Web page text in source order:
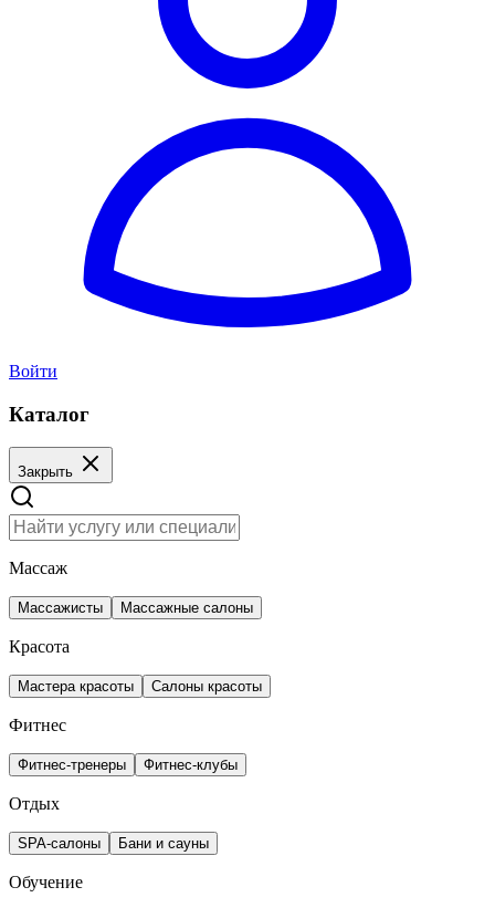
Войти
Каталог
Закрыть
Массаж
Массажисты Массажные салоны
Красота
Мастера красоты Салоны красоты
Фитнес
Фитнес-тренеры Фитнес-клубы
Отдых
SPA-салоны Бани и сауны
Обучение